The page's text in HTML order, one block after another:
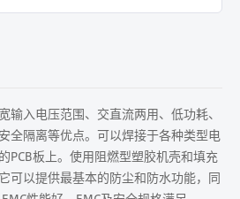
输入电压范围、交直流两用、低功耗、
全隔离等优点。可以焊接于各种类型电
PCB板上。使用阻燃型塑胶机壳和填充
可以提供最基本的防尘和防水功能，同